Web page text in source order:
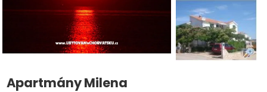
Apartmány Milena